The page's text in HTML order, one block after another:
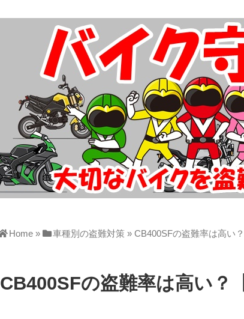
Home » 車種別の盗難対策 » CB400SFの盗難率は高い
CB400SFの盗難率は高い？